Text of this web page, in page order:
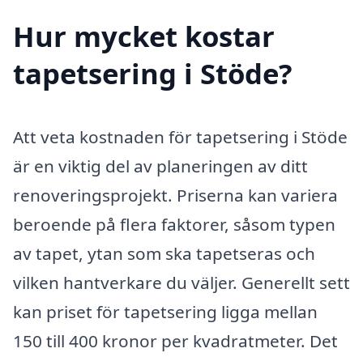
Hur mycket kostar
tapetsering i Stöde?
Att veta kostnaden för tapetsering i Stöde
är en viktig del av planeringen av ditt
renoveringsprojekt. Priserna kan variera
beroende på flera faktorer, såsom typen
av tapet, ytan som ska tapetseras och
vilken hantverkare du väljer. Generellt sett
kan priset för tapetsering ligga mellan
150 till 400 kronor per kvadratmeter. Det